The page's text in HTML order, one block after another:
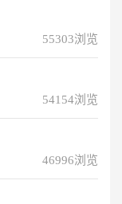
55303浏览
54154浏览
46996浏览